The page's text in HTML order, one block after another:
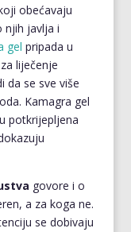
obećavaju
njih javlja i
gel pripada u
liječenje
da se sve više
Kamagra gel
potkrijepljena
govore i o
a za koga ne.
se dobivaju